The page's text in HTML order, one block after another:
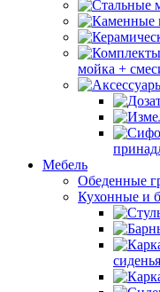
мойка +
Мебель
Обеденные
Кухонные и